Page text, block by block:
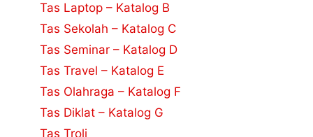
Tas Laptop – Katalog B
Tas Sekolah – Katalog C
Tas Seminar – Katalog D
Tas Travel – Katalog E
Tas Olahraga – Katalog F
Tas Diklat – Katalog G
Tas Troli